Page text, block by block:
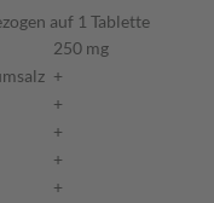
auf 1 Tablette
250 mg
+
+
+
+
+